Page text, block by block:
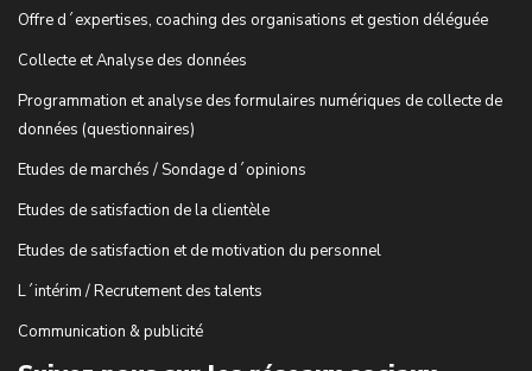
Offre d´expertises, coaching des organisations et gestion déléguée
Collecte et Analyse des données
Programmation et analyse des formulaires numériques de collecte de
données (questionnaires)
Etudes de marchés / Sondage d´opinions
Etudes de satisfaction de la clientèle
Etudes de satisfaction et de motivation du personnel
L´intérim / Recrutement des talents
Communication & publicité